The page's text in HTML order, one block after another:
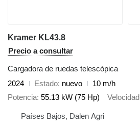
Kramer KL43.8
Precio a consultar
Cargadora de ruedas telescópica
2024
Estado nuevo
10 m/h
Potencia 55.13 kW (75 Hp) Velocidad
Países Bajos, Dalen Agri